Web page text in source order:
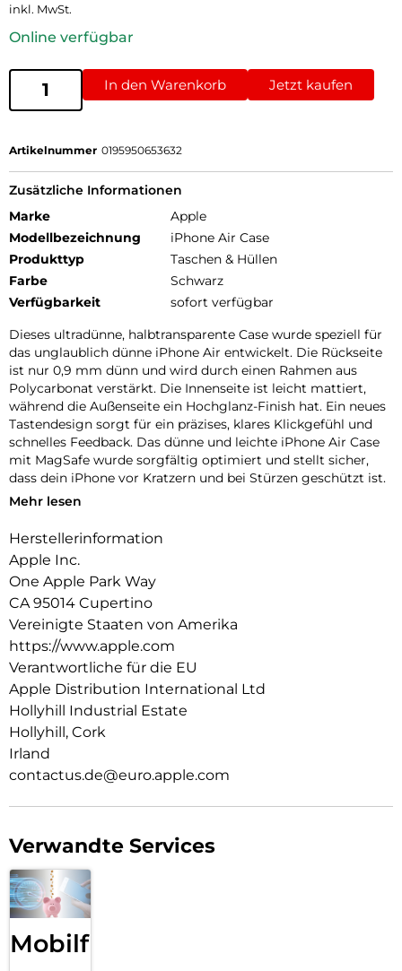
inkl. MwSt.
Online verfügbar
In den Warenkorb Jetzt kaufen
Artikelnummer 0195950653632
Zusätzliche Informationen
Marke
Apple
Modellbezeichnung
iPhone Air Case
Produkttyp
Taschen & Hüllen
Farbe
Schwarz
Verfügbarkeit
sofort verfügbar
Dieses ultradünne, halbtransparente Case wurde speziell für
das unglaublich dünne iPhone Air entwickelt. Die Rückseite
ist nur 0,9 mm dünn und wird durch einen Rahmen aus
Polycarbonat verstärkt. Die Innenseite ist leicht mattiert,
während die Außenseite ein Hochglanz-Finish hat. Ein neues
Tastendesign sorgt für ein präzises, klares Klickgefühl und
schnelles Feedback. Das dünne und leichte iPhone Air Case
mit MagSafe wurde sorgfältig optimiert und stellt sicher,
dass dein iPhone vor Kratzern und bei Stürzen geschützt ist.
Das Case funktioniert nahtlos mit der Kamera­steuerung, um
erkennen.
Mit zwei Verbindungs­punkten lässt sich dieses Case sicher
am Crossbody Band befestigen. So kannst du dein iPhone
einfach freihändig tragen.
Mit integrierten Magneten, die sich perfekt am iPhone Air
ausrichten, hält das Case ganz einfach und sorgt für
schnelleres kabelloses Laden. Lass dein iPhone beim Laden
einfach im Case und docke dein MagSafe Ladegerät an oder
leg es auf dein Qi2.2 oder Qi zertifiziertes Ladegerät.
Wie jedes von Apple entwickelte Case durchläuft es im Laufe
des Design‑ und Fertigungs­prozesses Tausende von
Teststunden. Deshalb sieht es nicht nur großartig aus,
Mehr lesen
Herstellerinformation
Apple Inc.
One Apple Park Way
CA 95014 Cupertino
Vereinigte Staaten von Amerika
https://www.apple.com
Verantwortliche für die EU
Apple Distribution International Ltd
Hollyhill Industrial Estate
Hollyhill, Cork
Irland
contactus.de@euro.apple.com
Verwandte Services
Mobilfunk